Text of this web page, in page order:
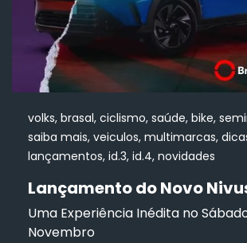
volks, brasal, ciclismo, saúde, bike,
saiba mais, veiculos, multimarcas,
lançamentos, id.3, id.4, novidades
Lançamento do Novo
Uma Experiência Inédita no
Novembro